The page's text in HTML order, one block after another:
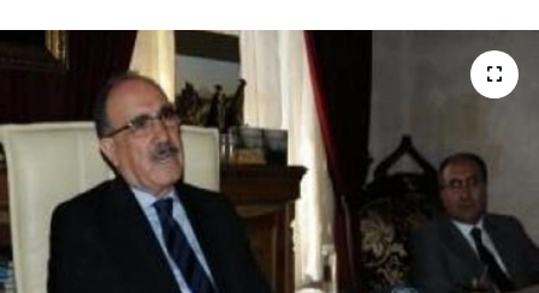
KÜLTÜR
SPOR
KADIN
YAZARLAR
Son Dakika Haberleri
Haber Arşivi